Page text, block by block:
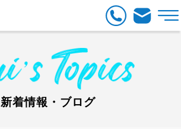
新着情報・ブログ